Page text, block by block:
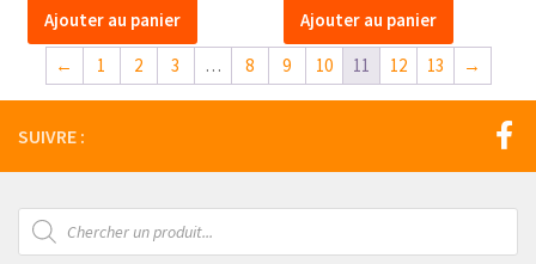
Ajouter au panier Ajouter au panier
← 1 2 3 … 8 9 10 11 12 13 →
SUIVRE :
Recherche
de
produits